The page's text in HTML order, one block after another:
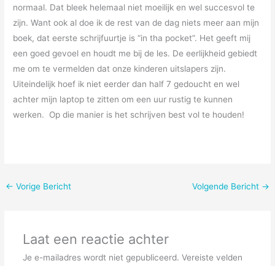
normaal. Dat bleek helemaal niet moeilijk en wel succesvol te
zijn. Want ook al doe ik de rest van de dag niets meer aan mijn
boek, dat eerste schrijfuurtje is “in tha pocket”. Het geeft mij
een goed gevoel en houdt me bij de les. De eerlijkheid gebiedt
me om te vermelden dat onze kinderen uitslapers zijn.
Uiteindelijk hoef ik niet eerder dan half 7 gedoucht en wel
achter mijn laptop te zitten om een uur rustig te kunnen
werken. Op die manier is het schrijven best vol te houden!
← Vorige Bericht Volgende Bericht →
Laat een reactie achter
Je e-mailadres wordt niet gepubliceerd. Vereiste velden